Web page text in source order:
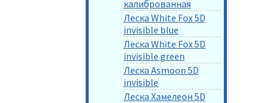
калиброванная
Леска White Fox 5D
invisible blue
Леска White Fox 5D
invisible green
Леска Asmoon 5D
invisible
Леска Хамелеон 5D